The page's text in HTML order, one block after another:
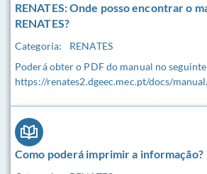
RENATES: Onde posso encontrar o
RENATES?
Categoria:
RENATES
Poderá obter o PDF do manual no
https://renates2.dgeec.mec.pt/docs/
Como poderá imprimir a informação?